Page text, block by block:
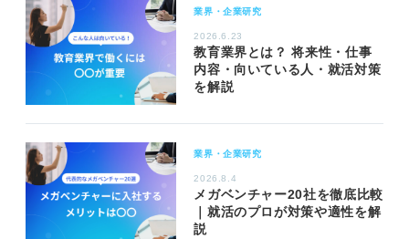
業界・企業研究
2026.6.23
教育業界とは？ 将来性・仕事
内容・向いている人・就活対策
を解説
業界・企業研究
2026.8.4
メガベンチャー20社を徹底比較
｜就活のプロが対策や適性を解
説